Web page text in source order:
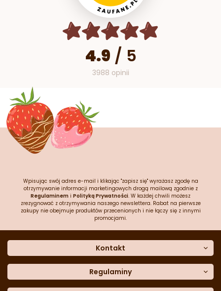
4.9 / 5
3988 opinii
Wpisując swój adres e-mail i klikając "zapisz się" wyrażasz zgodę na
otrzymywanie informacji marketingowych drogą mailową zgodnie z
Regulaminem i Polityką Prywatności. W każdej chwili możesz
zrezygnować z otrzymywania naszego newslettera. Rabat na pierwsze
zakupy nie obejmuje produktów przecenionych i nie łączy się z innymi
promocjami.
Kontakt
Dane kontaktowe
Często zadawane pytania
Regulaminy